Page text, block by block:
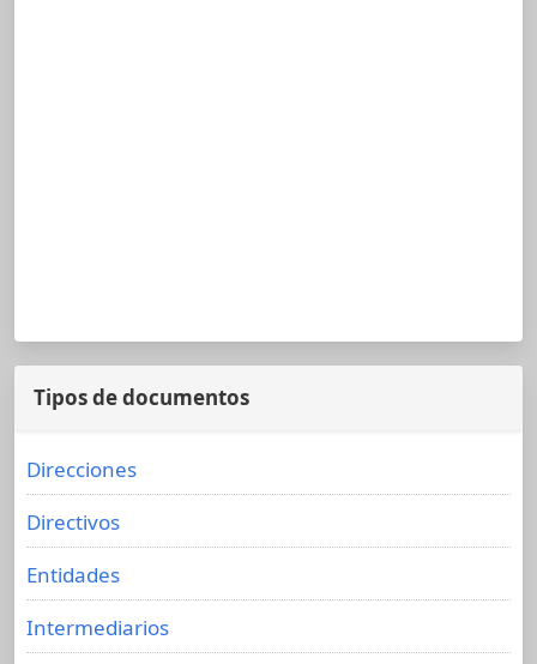
Tipos de documentos
Direcciones
Directivos
Entidades
Intermediarios